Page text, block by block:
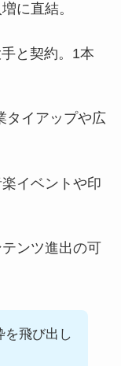
に直結。
と契約。1本
タイアップや広
イベントや印
ンツ進出の可
を飛び出し